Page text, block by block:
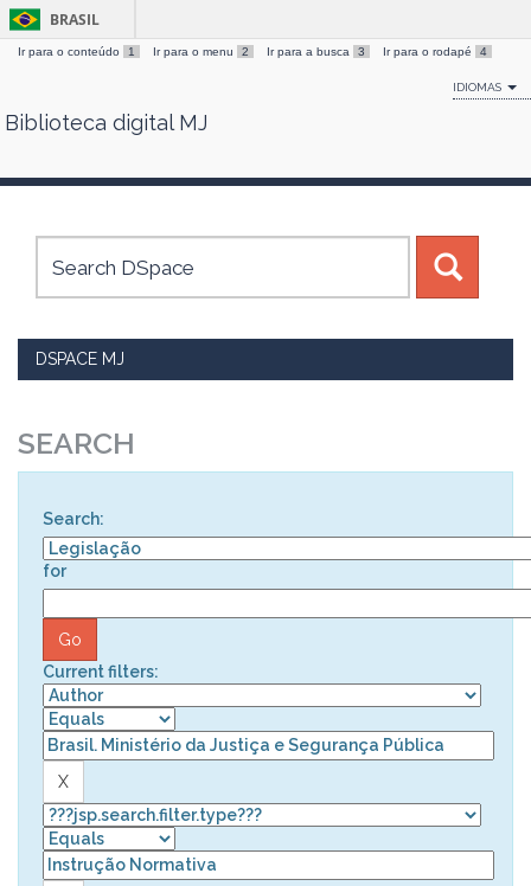
Skip
BRASIL
Ir para o conteúdo 1 Ir para o menu 2 Ir para a busca 3 Ir para o rodapé 4
IDIOMAS
Biblioteca digital MJ
DSPACE MJ
SEARCH
Search:
for
Current filters: